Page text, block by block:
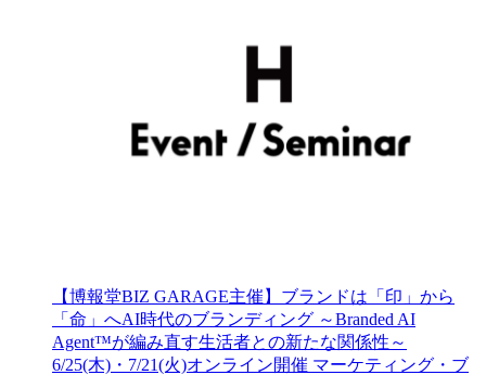
【博報堂BIZ GARAGE主催】ブランドは「印」から
「命」へAI時代のブランディング ～Branded AI
Agent™が編み直す生活者との新たな関係性～
6/25(木)・7/21(火)オンライン開催 マーケティング・ブ